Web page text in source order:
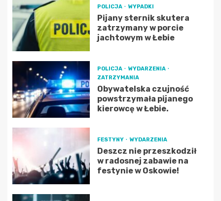
POLICJA WYPADKI
Pijany sternik skutera
zatrzymany w porcie
jachtowym w Łebie
POLICJA
WYDARZENIA
ZATRZYMANIA
Obywatelska czujność
powstrzymała pijanego
kierowcę w Łebie.
FESTYNY WYDARZENIA
Deszcz nie przeszkodził
w radosnej zabawie na
festynie w Oskowie!